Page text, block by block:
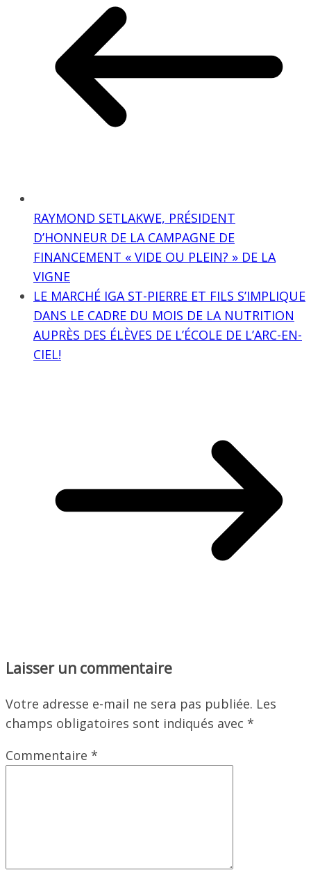
RAYMOND SETLAKWE, PRÉSIDENT
D’HONNEUR DE LA CAMPAGNE DE
FINANCEMENT « VIDE OU PLEIN? » DE LA
VIGNE
LE MARCHÉ IGA ST-PIERRE ET FILS S’IMPLIQUE
DANS LE CADRE DU MOIS DE LA NUTRITION
AUPRÈS DES ÉLÈVES DE L’ÉCOLE DE L’ARC-EN-
CIEL!
Laisser un commentaire
Votre adresse e-mail ne sera pas publiée. Les
champs obligatoires sont indiqués avec *
Commentaire *